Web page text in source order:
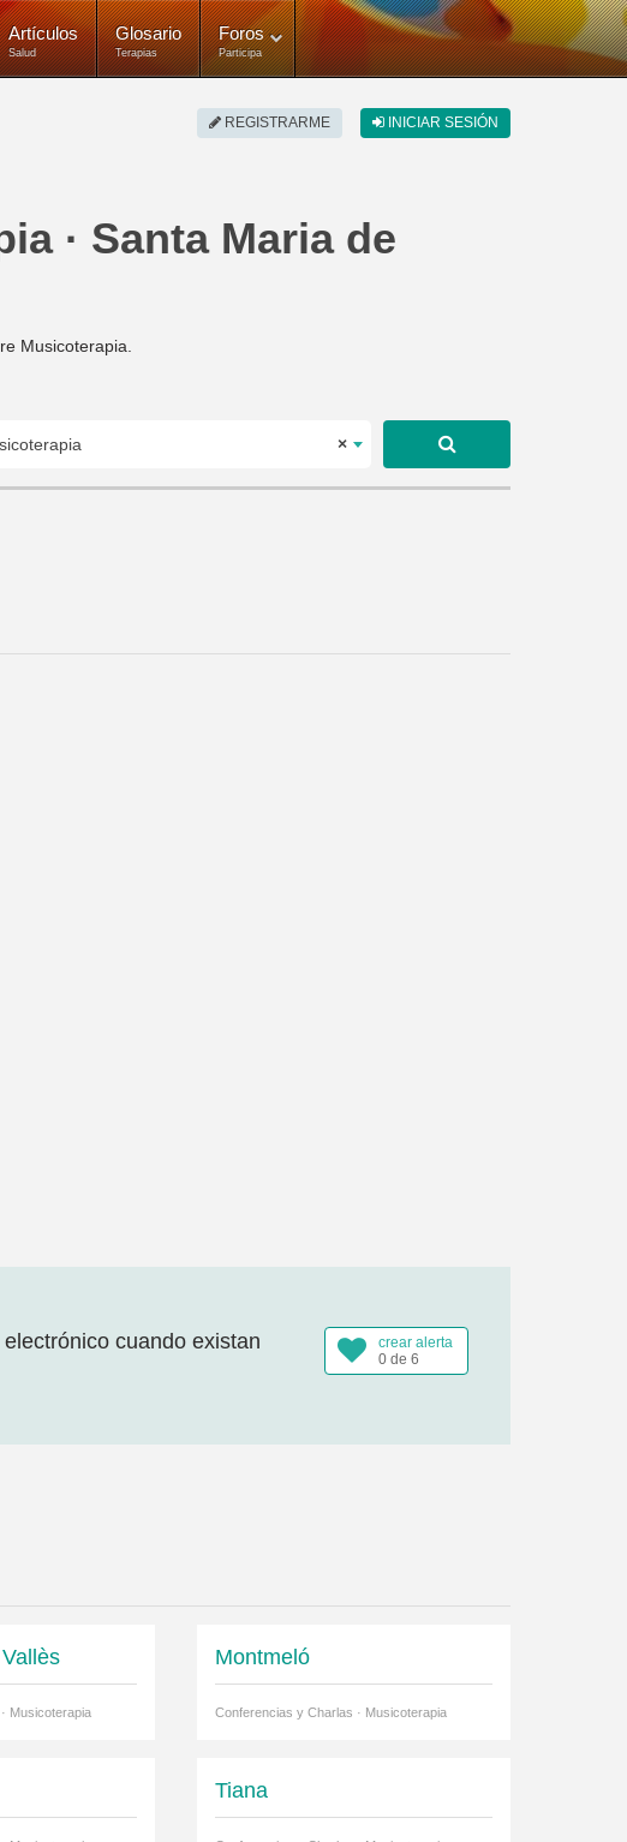
Artículos
Salud
Glosario
Terapias
Foros
Participa
REGISTRARME INICIAR SESIÓN
· Santa Maria de
Musicoterapia.
×
crear alerta
0 de 6
cuando existan
Musicoterapia
Montmeló
Conferencias y Charlas · Musicoterapia
Tiana